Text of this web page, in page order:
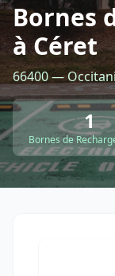
Bornes
à Céret
66400 —
1
Bornes de